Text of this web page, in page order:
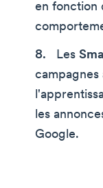
en fonction
Les
campagnes
les
Google.